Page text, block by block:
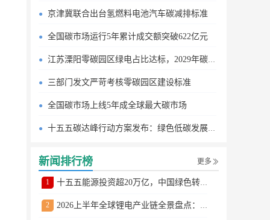
京津冀联合出台氢燃料电池汽车碳减排标准
全国碳市场运行5年累计成交额突破622亿元
江苏溧阳零碳园区绿电占比达标，2029年碳排目标明确
三部门发文严苛考核零碳园区建设标准
全国碳市场上线5年成全球最大碳市场
十五五碳达峰行动方案发布：绿色低碳发展路线图
新闻排行榜 更多
1 十五五能源投资超20万亿，中国绿色转型提速
2 2026上半年全球锂电产业链全景盘点：储能爆发、整车出口高增、材料供需分化